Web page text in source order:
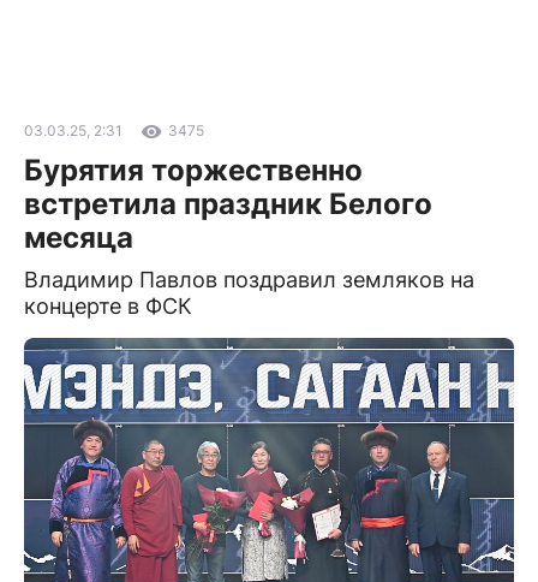
03.03.25, 2:31 3475
Бурятия торжественно
встретила праздник Белого
месяца
Владимир Павлов поздравил земляков на
концерте в ФСК